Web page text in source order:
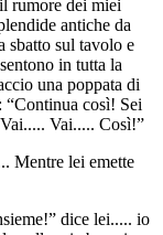
rumore dei miei
antiche da
sbatto sul tavolo e
in tutta la
una poppata di
“Continua così! Sei
Vai..... Così!”
Mentre lei emette
dice lei..... io